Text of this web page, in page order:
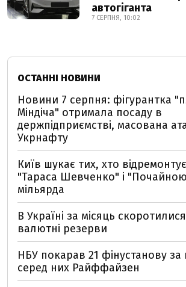
автогіганта
7 СЕРПНЯ, 10:02
ОСТАННІ НОВИНИ
Новини 7 серпня: фігурантка
Міндіча" отримала посаду в
держпідприємстві, масована
Укрнафту
Київ шукає тих, хто
"Тараса Шевченко" і
мільярда
В Україні за місяць
валютні резерви
НБУ покарав 21 фінустанову
серед них Райффайзен